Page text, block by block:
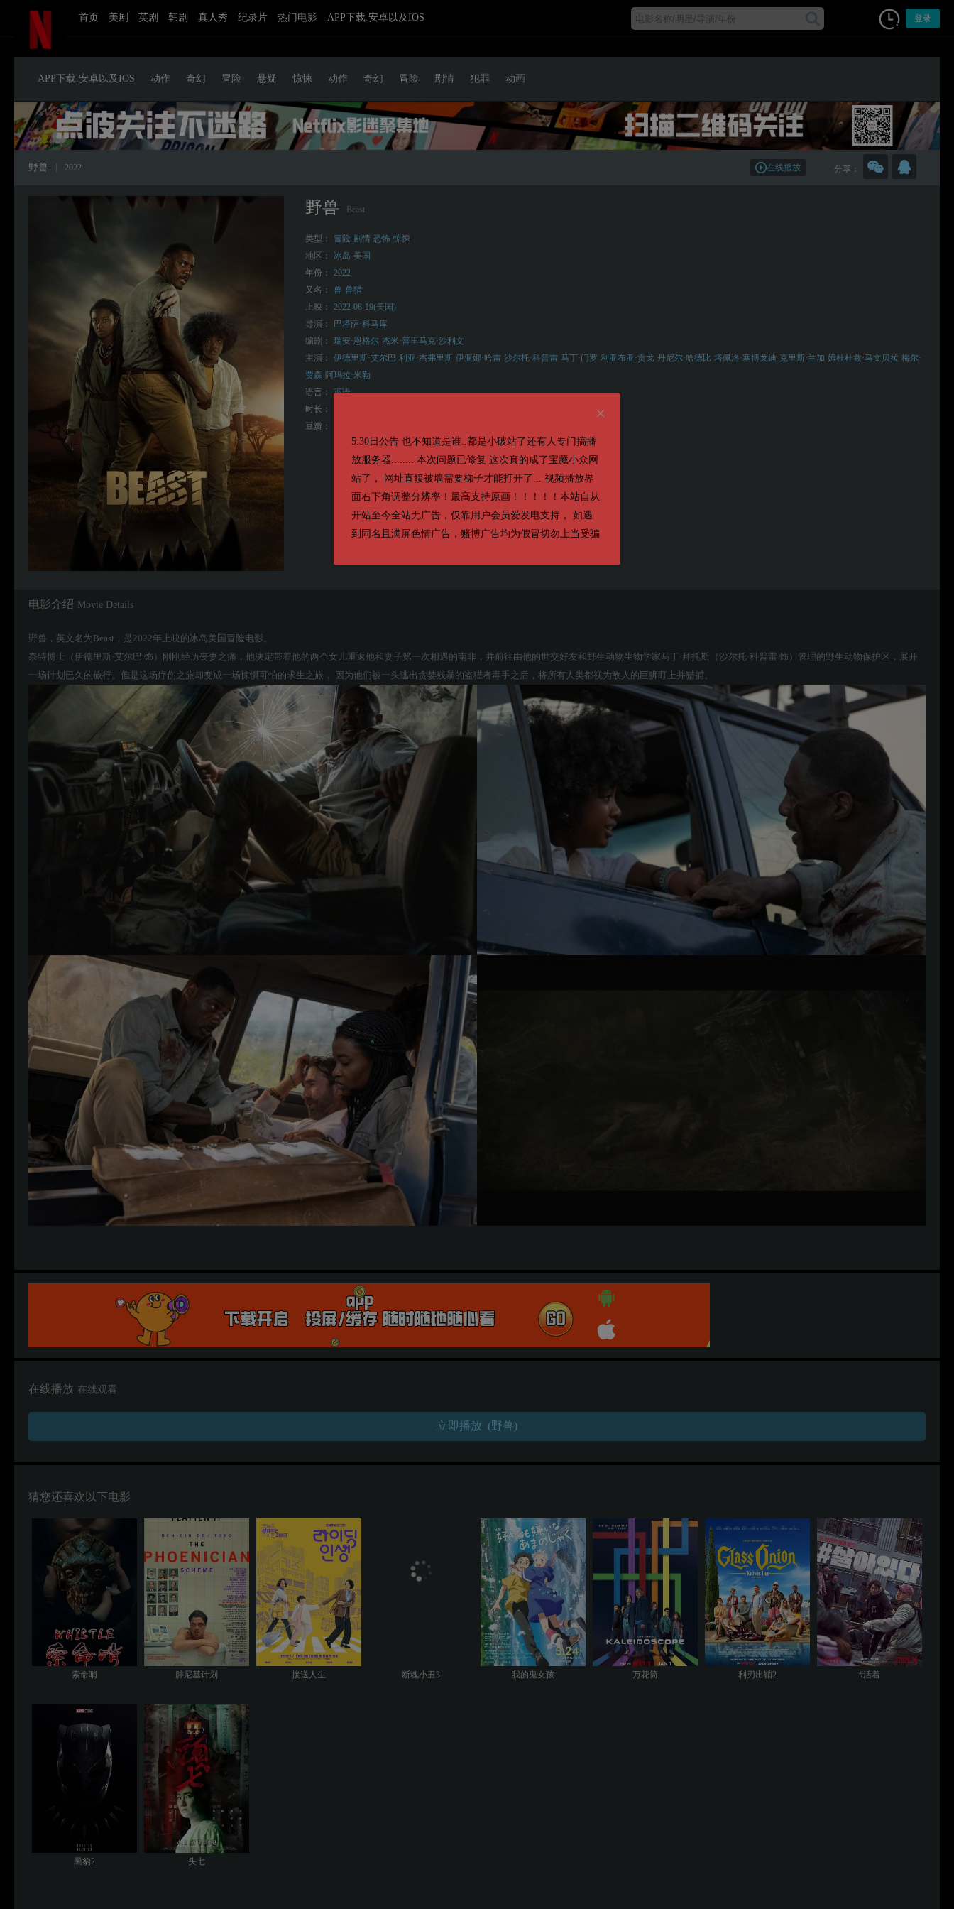
首页 美剧 英剧 韩剧 真人秀 纪录片 热门电影 APP下载:安卓以及IOS 登录
5.30日公告 也不知道是谁..都是小破站了还有人专门搞播
放服务器.........本次问题已修复 这次真的成了宝藏小众网
站了， 网址直接被墙需要梯子才能打开了... 视频播放界
面右下角调整分辨率！最高支持原画！！！！！本站自从
开站至今全站无广告，仅靠用户会员爱发电支持， 如遇
到同名且满屏色情广告，赌博广告均为假冒切勿上当受骗
APP下载:安卓以及IOS 动作 奇幻 冒险 悬疑 惊悚 动作 奇幻 冒险 剧情 犯罪 动画
野兽 2022 分享：
在线播放
野兽 Beast
类型： 冒险 剧情 恐怖 惊悚
地区：
冰岛 美国
年份：
2022
又名：
兽 兽猎
上映：
2022-08-19(美国)
导演：
巴塔萨·科马库
编剧：
瑞安·恩格尔 杰米·普里马克·沙利文
主演：
伊德里斯·艾尔巴 利亚·杰弗里斯 伊亚娜·哈雷 沙尔托·科普雷 马丁·门罗 利亚布亚·贡戈 丹尼尔·哈德比 塔佩洛·塞博戈迪 克里斯·兰加 姆杜杜兹·马文贝拉 梅尔·
贾森 阿玛拉·米勒
语言：
英语
时长：
豆瓣：
电影介绍 Movie Details
野兽，英文名为Beast，是2022年上映的冰岛美国冒险电影。
奈特博士（伊德里斯·艾尔巴 饰）刚刚经历丧妻之痛，他决定带着他的两个女儿重返他和妻子第一次相遇的南非，并前往由他的世交好友和野生动物生物学家马丁·拜托斯（沙尔托·科普雷 饰）管理的野生动物保护区，展开
一场计划已久的旅行。但是这场疗伤之旅却变成一场惊惧可怕的求生之旅， 因为他们被一头逃出贪婪残暴的盗猎者毒手之后，将所有人类都视为敌人的巨狮盯上并猎捕。
在线播放 在线观看
立即播放 (野兽)
猜您还喜欢以下电影
索命哨 腓尼基计划 接送人生 断魂小丑3 我的鬼女孩 万花筒 利刃出鞘2 #活着
黑豹2 头七